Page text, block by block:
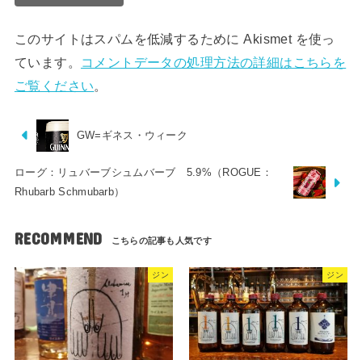
このサイトはスパムを低減するために Akismet を使っ
ています。
コメントデータの処理方法の詳細はこちらを
ご覧ください。
GW=ギネス・ウィーク
ローグ：リュバーブシュムバーブ 5.9%（ROGUE：
Rhubarb Schmubarb）
RECOMMEND
ジン ジン